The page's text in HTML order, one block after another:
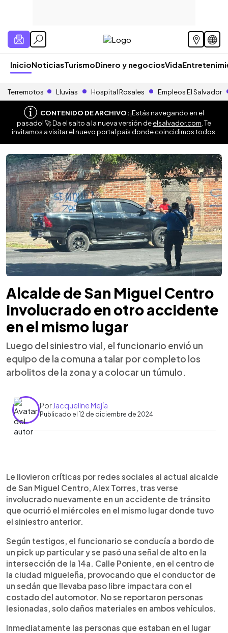
InicioNoticiasTurismoDinero y negociosVida
Terremotos Lluvias Hospital Rosales Empleos El Salvador
CONTENIDO DE ARCHIVO:¡Estás navegando en el
pasado! 🚀 Da el salto a la nueva versión deelsalvador.com . Te
invitamos a visitar el nuevo portal país donde coincidimos todos.
Alcalde de San Miguel Centro
involucrado en otro accidente
en el mismo lugar
Luego del siniestro vial, el funcionario envió un
equipo de la comuna a talar por completo los
arbolitos de la zona y a colocar un túmulo.
Por Jacqueline Mejía
Publicado el 12 de diciembre de 2024
► Escuchar artículo
Le llovieron críticas por redes sociales al actual alcalde
de San Miguel Centro, Alex Torres, tras verse
involucrado nuevamente en un accidente de tránsito
que ocurrió el miércoles en el mismo lugar donde tuvo
el siniestro anterior.
Según testigos, el funcionario se conducía a bordo de
un pick up particular y se pasó una señal de alto en la
intersección de la 14a. Calle Poniente, en el centro de
la ciudad migueleña, provocando que el conductor de
un sedán que llevaba paso libre impactara con el
costado del automotor. No se reportaron personas
lesionadas, solo daños materiales en ambos vehículos.
Inmediatamente las personas que estaban en el lugar